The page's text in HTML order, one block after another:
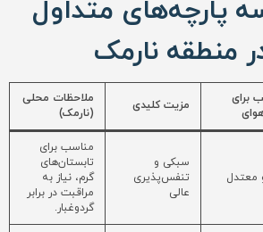
پارچه‌های متداول
منطقه نارمک
برای
مزیت کلیدی
ملاحظات محلی
(نارمک)
معتدل
سبکی و
تنفس‌پذیری
عالی
مناسب برای
تابستان‌های
گرم، نیاز به
مراقبت در برابر
گردوغبار.